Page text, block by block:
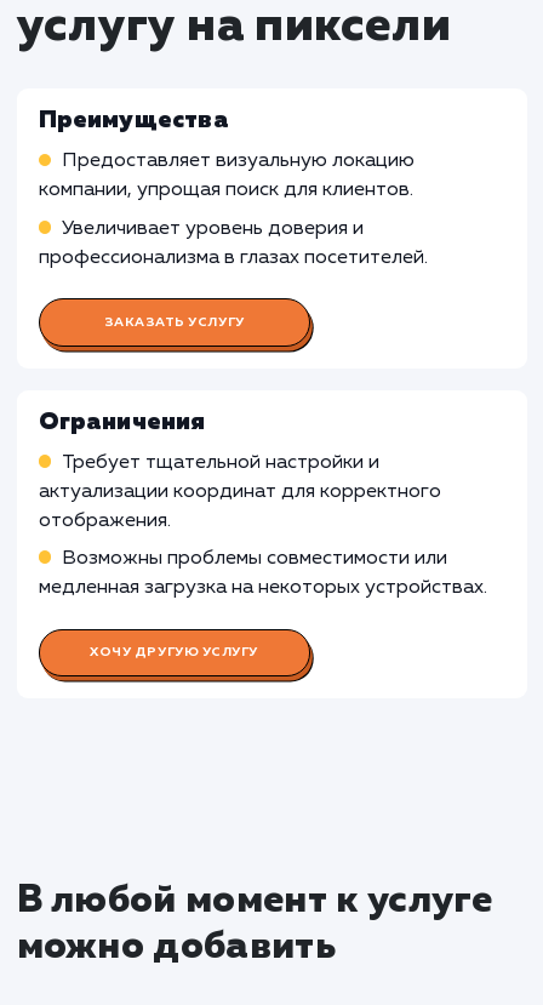
которые не имеют физического
может быть излишним и
Виртуальные услуги : Для компаний,
предоставляющих виртуальные услуги, где
важнее акцентировать внимание на
о продукте или услуге, а не на физическом
местоположении, подключение карты с
Узнать почему
Раскладываем
услугу на пиксели
профессионализма в глазах посетителей.